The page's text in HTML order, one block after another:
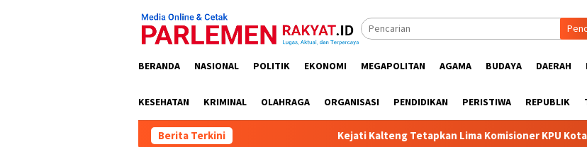
BERANDA NASIONAL POLITIK EKONOMI MEGAPOLITAN AGAMA BUDAYA DAERAH
KESEHATAN KRIMINAL OLAHRAGA ORGANISASI PENDIDIKAN PERISTIWA REPUBLIK
Berita Terkini Kejati Kalteng Tetapkan Lima Komisioner KPU